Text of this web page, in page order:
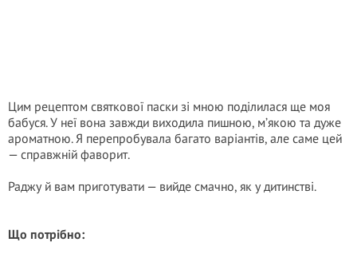
Цим рецептом святкової паски зі мною поділилася ще моя
бабуся. У неї вона завжди виходила пишною, м’якою та дуже
ароматною. Я перепробувала багато варіантів, але саме цей
— справжній фаворит.
Раджу й вам приготувати — вийде смачно, як у дитинстві.
Що потрібно: